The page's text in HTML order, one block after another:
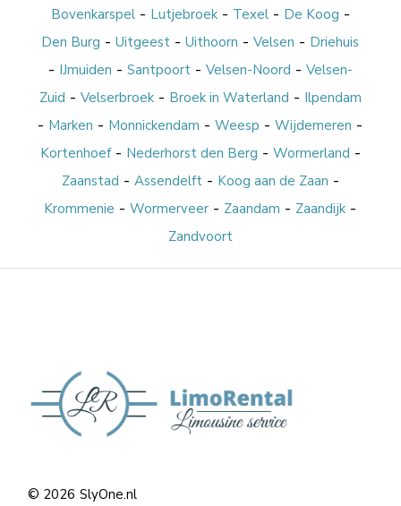
Bovenkarspel- Lutjebroek- Texel- De Koog -
Den Burg -Uitgeest -Uithoorn -Velsen - Driehuis
- IJmuiden - Santpoort- Velsen-Noord - Velsen-
Zuid - Velserbroek- Broek in Waterland - Ilpendam
- Marken - Monnickendam -Weesp -Wijdemeren -
Kortenhoef- Nederhorst den Berg - Wormerland -
Zaanstad - Assendelft- Koog aan de Zaan -
Krommenie -Wormerveer - Zaandam - Zaandijk -
Zandvoort
© 2026 SlyOne.nl